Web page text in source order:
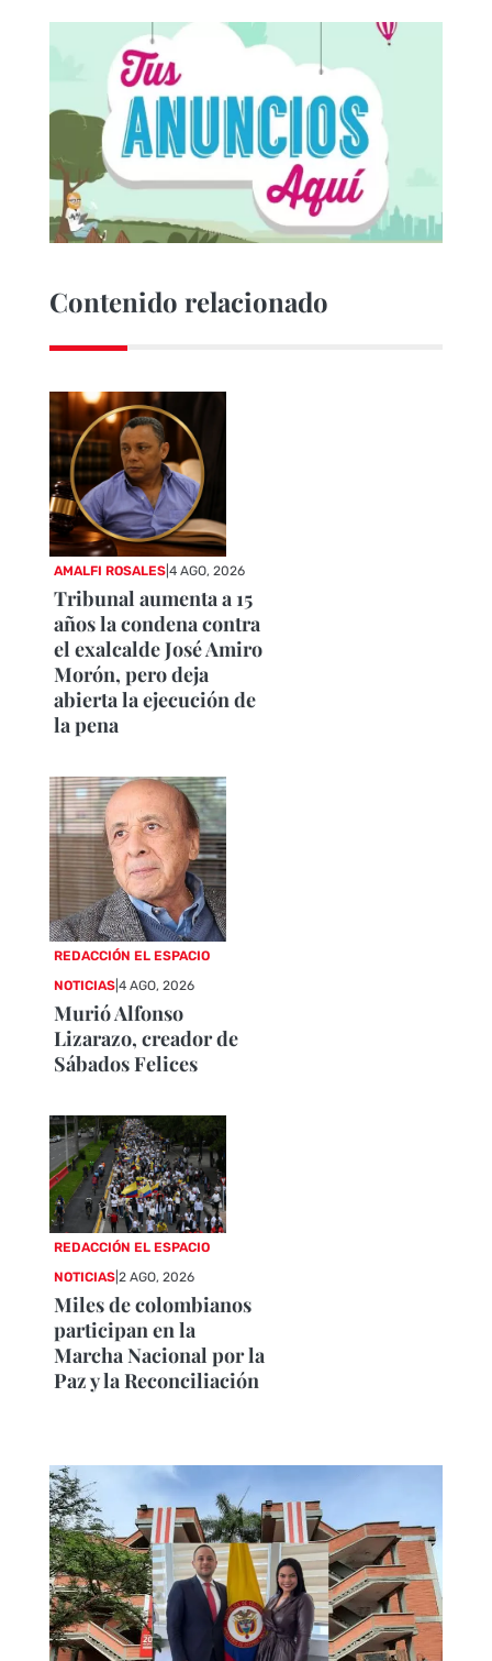
Contenido relacionado
AMALFI ROSALES |4 AGO, 2026
Tribunal aumenta a 15
años la condena contra
el exalcalde José Amiro
Morón, pero deja
abierta la ejecución de
la pena
REDACCIÓN EL ESPACIO
NOTICIAS |4 AGO, 2026
Murió Alfonso
Lizarazo, creador de
Sábados Felices
REDACCIÓN EL ESPACIO
NOTICIAS |2 AGO, 2026
Miles de colombianos
participan en la
Marcha Nacional por la
Paz y la Reconciliación